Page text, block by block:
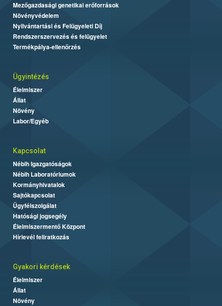
Mezőgazdasági genetikai erőforrások
Növényvédelem
Nyilvántartási és Felügyeleti Díj
Rendszerszervezés és felügyelet
Termékpálya-ellenőrzés
Ügyintézés
Élelmiszer
Állat
Növény
Labor/Egyéb
Kapcsolat
Nébih Igazgatóságok
Nébih Laboratóriumok
Kormányhivatalok
Sajtókapcsolat
Ügyfélszolgálat
Hatósági jogsegély
Élelmiszermentő Központ
Hírlevél feliratkozás
Gyakori kérdések
Élelmiszer
Állat
Növény